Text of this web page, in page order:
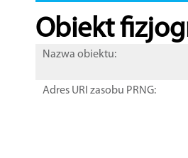
Obiekt
Nazwa obiektu:
Adres URI zasobu PRNG: